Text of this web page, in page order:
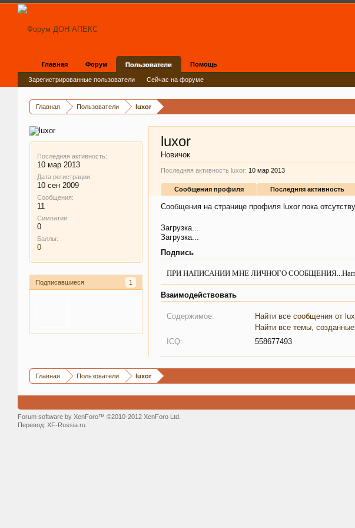
Главная Пользователи luxor
Последняя активность:
10 мар 2013
Дата регистрации:
10 сен 2009
Сообщения:
11
Симпатии:
0
Баллы:
0
Подписавшиеся 1
luxor
Новичок
Последняя активность luxor: 10 мар 2013
Сообщения профиля Последняя активность
Сообщения на странице профиля luxor пока
Загрузка...
Загрузка...
Подпись
ПРИ НАПИСАНИИ МНЕ ЛИЧНОГО
Взаимодействовать
Содержимое:
Найти все сообщения от
Найти все темы,
ICQ:
558677493
Главная Пользователи luxor
Главная Форум Пользователи
Зарегистрированные пользователи Сейчас на форуме
Помощь
Forum software by XenForo™ ©2010-2012 XenForo Ltd.
Перевод: XF-Russia.ru